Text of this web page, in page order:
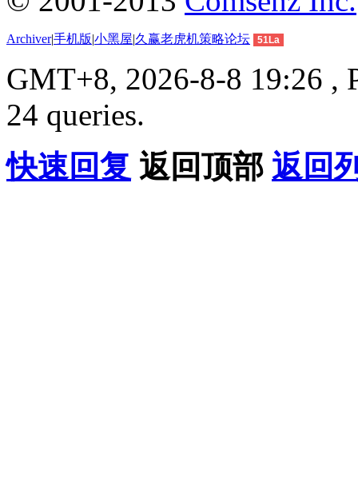
Archiver|手机版|小黑屋|久赢老虎机策略论坛 51La
GMT+8, 2026-8-8 19:26 ,
24 queries.
快速回复 返回顶部 返回